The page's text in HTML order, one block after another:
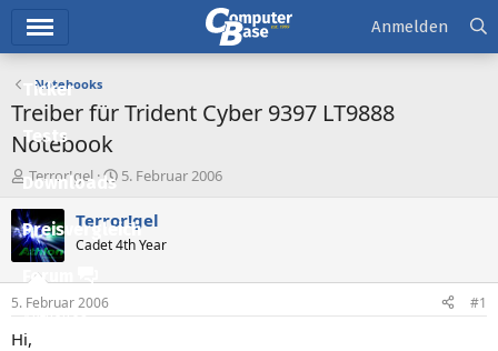
Ticker
Tests
Downloads
Preisvergleich
Forum
Aktuelles
Anmelden
Notebooks
Treiber für Trident Cyber 9397 LT9888
Notebook
E
r
s
t
e
l
e
Terror!gel
E
s
e
t
5. Februar 2006
Terror!gel
Cadet 4th Year
5. Februar 2006 #1
Hi,